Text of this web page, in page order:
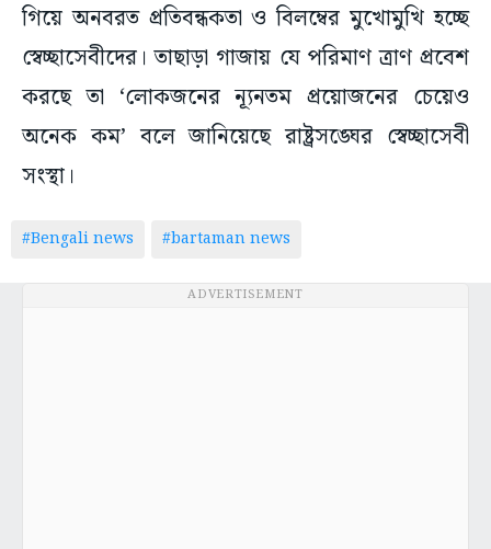
গিয়ে অনবরত প্রতিবন্ধকতা ও বিলম্বের মুখোমুখি হচ্ছে
স্বেচ্ছাসেবীদের। তাছাড়া গাজায় যে পরিমাণ ত্রাণ প্রবেশ
করছে তা ‘লোকজনের ন্যূনতম প্রয়োজনের চেয়েও
অনেক কম’ বলে জানিয়েছে রাষ্ট্রসঙ্ঘের স্বেচ্ছাসেবী
সংস্থা।
#Bengali news #bartaman news
ADVERTISEMENT